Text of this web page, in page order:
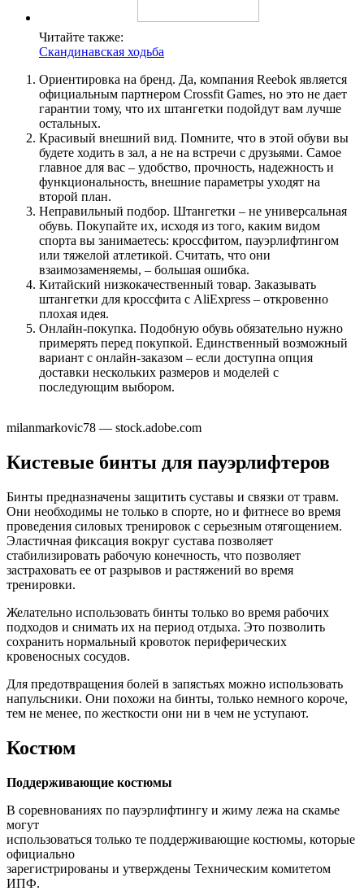
Читайте также:
Скандинавская ходьба
Ориентировка на бренд. Да, компания Reebok является
официальным партнером Crossfit Games, но это не дает
гарантии тому, что их штангетки подойдут вам лучше
остальных.
Красивый внешний вид. Помните, что в этой обуви вы
будете ходить в зал, а не на встречи с друзьями. Самое
главное для вас – удобство, прочность, надежность и
функциональность, внешние параметры уходят на
второй план.
Неправильный подбор. Штангетки – не универсальная
обувь. Покупайте их, исходя из того, каким видом
спорта вы занимаетесь: кроссфитом, пауэрлифтингом
или тяжелой атлетикой. Считать, что они
взаимозаменяемы, – большая ошибка.
Китайский низкокачественный товар. Заказывать
штангетки для кроссфита с AliExpress – откровенно
плохая идея.
Онлайн-покупка. Подобную обувь обязательно нужно
примерять перед покупкой. Единственный возможный
вариант с онлайн-заказом – если доступна опция
доставки нескольких размеров и моделей с
последующим выбором.
milanmarkovic78 — stock.adobe.com
Кистевые бинты для пауэрлифтеров
Бинты предназначены защитить суставы и связки от травм.
Они необходимы не только в спорте, но и фитнесе во время
проведения силовых тренировок с серьезным отягощением.
Эластичная фиксация вокруг сустава позволяет
стабилизировать рабочую конечность, что позволяет
застраховать ее от разрывов и растяжений во время
тренировки.
Желательно использовать бинты только во время рабочих
подходов и снимать их на период отдыха. Это позволить
сохранить нормальный кровоток периферических
кровеносных сосудов.
Для предотвращения болей в запястьях можно использовать
напульсники. Они похожи на бинты, только немного короче,
тем не менее, по жесткости они ни в чем не уступают.
Костюм
Поддерживающие костюмы
В соревнованиях по пауэрлифтингу и жиму лежа на скамье
могут
использоваться только те поддерживающие костюмы, которые
официально
зарегистрированы и утверждены Техническим комитетом
ИПФ.